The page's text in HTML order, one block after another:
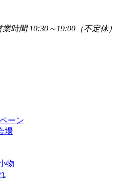
業時間 10:30～19:00（不定休）
ーン
場
物